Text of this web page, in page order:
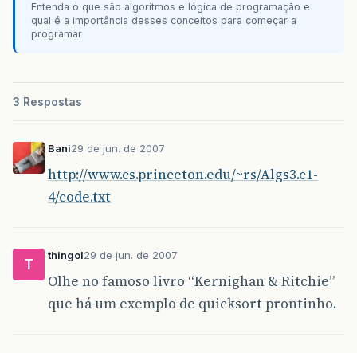
Entenda o que são algoritmos e lógica de programação e
qual é a importância desses conceitos para começar a
programar
3 Respostas
Bani29 de jun. de 2007
http://www.cs.princeton.edu/~rs/Algs3.c1-
4/code.txt
T
thingol29 de jun. de 2007
Olhe no famoso livro “Kernighan & Ritchie”
que há um exemplo de quicksort prontinho.